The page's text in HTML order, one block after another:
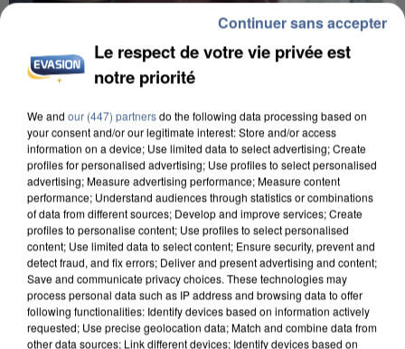
7 août 2026
Un second cadre de la DZ Mafia interpellé en
Algérie
Le respect de votre vie privée est
notre priorité
We and our (447) partnersdo the following data processing based on
your consent and/or our legitimate interest: Store and/or access
information on a device; Use limited data to select advertising; Create
profiles for personalised advertising; Use profiles to select personalised
advertising; Measure advertising performance; Measure content
performance; Understand audiences through statistics or combinations
of data from different sources; Develop and improve services; Create
profiles to personalise content; Use profiles to select personalised
content; Use limited data to select content; Ensure security, prevent and
detect fraud, and fix errors; Deliver and present advertising and content;
Save and communicate privacy choices. These technologies may
process personal data such as IP address and browsing data to offer
following functionalities: Identify devices based on information actively
requested; Use precise geolocation data; Match and combine data from
other data sources; Link different devices; Identify devices based on
Continuer sans accepter